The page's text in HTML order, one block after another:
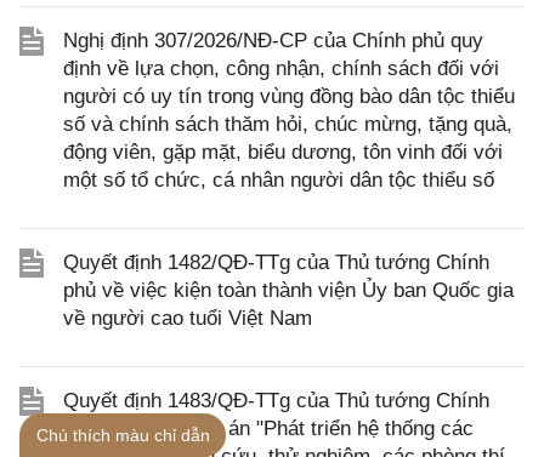
Nghị định 307/2026/NĐ-CP của Chính phủ quy
định về lựa chọn, công nhận, chính sách đối với
người có uy tín trong vùng đồng bào dân tộc thiểu
số và chính sách thăm hỏi, chúc mừng, tặng quà,
động viên, gặp mặt, biểu dương, tôn vinh đối với
một số tổ chức, cá nhân người dân tộc thiểu số
Quyết định 1482/QĐ-TTg của Thủ tướng Chính
phủ về việc kiện toàn thành viện Ủy ban Quốc gia
về người cao tuổi Việt Nam
Quyết định 1483/QĐ-TTg của Thủ tướng Chính
phủ phê duyệt Đề án "Phát triển hệ thống các
Chú thích màu chỉ dẫn